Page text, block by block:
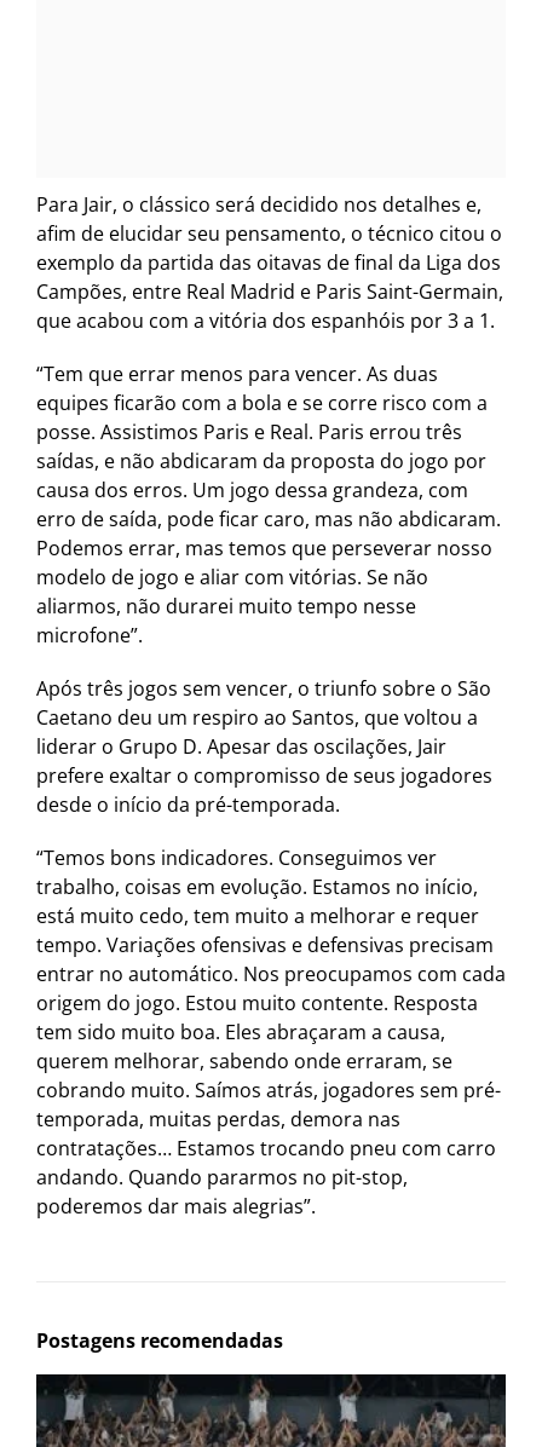
Para Jair, o clássico será decidido nos detalhes e,
afim de elucidar seu pensamento, o técnico citou o
exemplo da partida das oitavas de final da Liga dos
Campões, entre Real Madrid e Paris Saint-Germain,
que acabou com a vitória dos espanhóis por 3 a 1.
“Tem que errar menos para vencer. As duas
equipes ficarão com a bola e se corre risco com a
posse. Assistimos Paris e Real. Paris errou três
saídas, e não abdicaram da proposta do jogo por
causa dos erros. Um jogo dessa grandeza, com
erro de saída, pode ficar caro, mas não abdicaram.
Podemos errar, mas temos que perseverar nosso
modelo de jogo e aliar com vitórias. Se não
aliarmos, não durarei muito tempo nesse
microfone”.
Após três jogos sem vencer, o triunfo sobre o São
Caetano deu um respiro ao Santos, que voltou a
liderar o Grupo D. Apesar das oscilações, Jair
prefere exaltar o compromisso de seus jogadores
desde o início da pré-temporada.
“Temos bons indicadores. Conseguimos ver
trabalho, coisas em evolução. Estamos no início,
está muito cedo, tem muito a melhorar e requer
tempo. Variações ofensivas e defensivas precisam
entrar no automático. Nos preocupamos com cada
origem do jogo. Estou muito contente. Resposta
tem sido muito boa. Eles abraçaram a causa,
querem melhorar, sabendo onde erraram, se
cobrando muito. Saímos atrás, jogadores sem pré-
temporada, muitas perdas, demora nas
contratações… Estamos trocando pneu com carro
andando. Quando pararmos no pit-stop,
poderemos dar mais alegrias”.
Postagens recomendadas